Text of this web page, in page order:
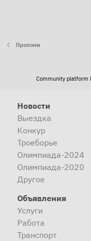
Пропони
Community platform
Новости
Выездка
Конкур
Троеборье
Олимпиада-2024
Олимпиада-2020
Другое
Объявления
Услуги
Работа
Транспорт